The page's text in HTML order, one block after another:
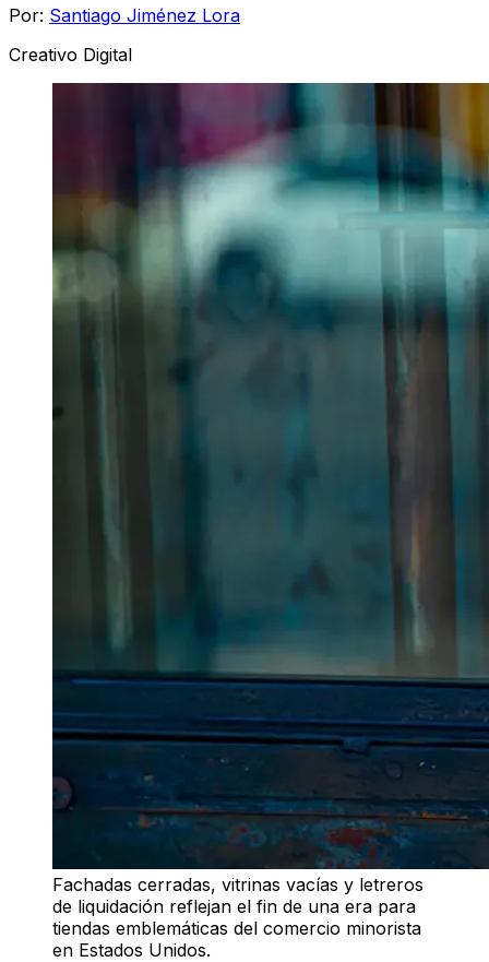
Por: Santiago Jiménez Lora
Creativo Digital
Fachadas cerradas, vitrinas vacías y letreros
de liquidación reflejan el fin de una era para
tiendas emblemáticas del comercio minorista
en Estados Unidos.